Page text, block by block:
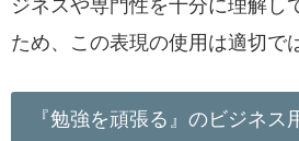
ジネスや専門性を十分に理解し
ため、この表現の使用は適切で
『勉強を頑張る』のビジネス